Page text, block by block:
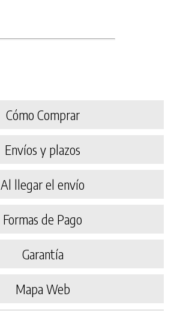
Cómo Comprar
Envíos y plazos
Al llegar el envío
Formas de Pago
Garantía
Mapa Web